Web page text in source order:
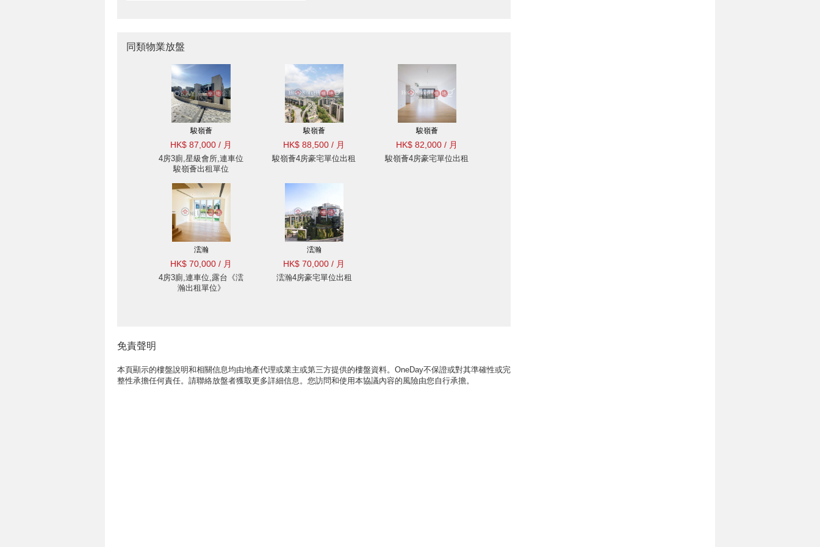
同類物業放盤
駿嶺薈
HK$ 87,000 / 月
4房3廁,星級會所,連車位
駿嶺薈出租單位
駿嶺薈
HK$ 88,500 / 月
駿嶺薈4房豪宅單位出租
駿嶺薈
HK$ 82,000 / 月
駿嶺薈4房豪宅單位出租
澐瀚
HK$ 70,000 / 月
4房3廁,連車位,露台《澐
瀚出租單位》
澐瀚
HK$ 70,000 / 月
澐瀚4房豪宅單位出租
免責聲明
本頁顯示的樓盤說明和相關信息均由地產代理或業主或第三方提供的樓盤資料。OneDay不保證或對其準確性或完
整性承擔任何責任。請聯絡放盤者獲取更多詳細信息。您訪問和使用本協議內容的風險由您自行承擔。